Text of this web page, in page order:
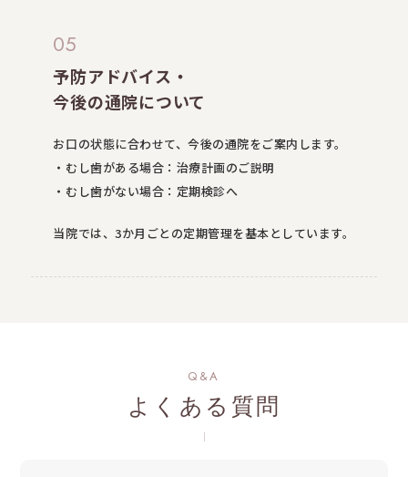
05
予防アドバイス・
今後の通院について
お口の状態に合わせて、今後の通院をご案内します。
・むし歯がある場合：治療計画のご説明
・むし歯がない場合：定期検診へ
当院では、3か月ごとの定期管理を基本としています。
Q&A
よくある質問